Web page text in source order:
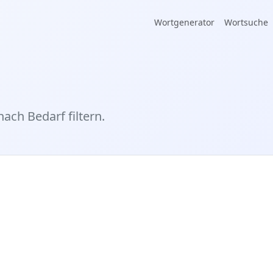
Wortgenerator Wortsuche
Bedarf filtern.